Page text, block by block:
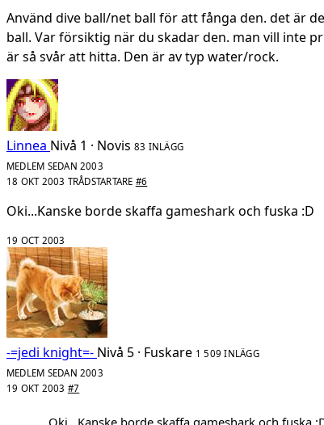
Använd dive ball/net ball för att fånga den. det är
ball. Var försiktig när du skadar den. man vill inte
är så svår att hitta. Den är av typ water/rock.
Linnea Nivå 1 · Novis 83 INLÄGG
MEDLEM SEDAN 2003
18 OKT 2003 TRÅDSTARTARE #6
Oki...Kanske borde skaffa gameshark och fuska :D
19 OCT 2003
-=jedi knight=- Nivå 5 · Fuskare 1 509 INLÄGG
MEDLEM SEDAN 2003
19 OKT 2003 #7